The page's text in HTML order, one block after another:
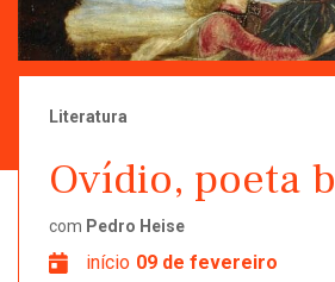
Literatura
Ovídio, poeta
com Pedro Heise
início 09 de fevereiro